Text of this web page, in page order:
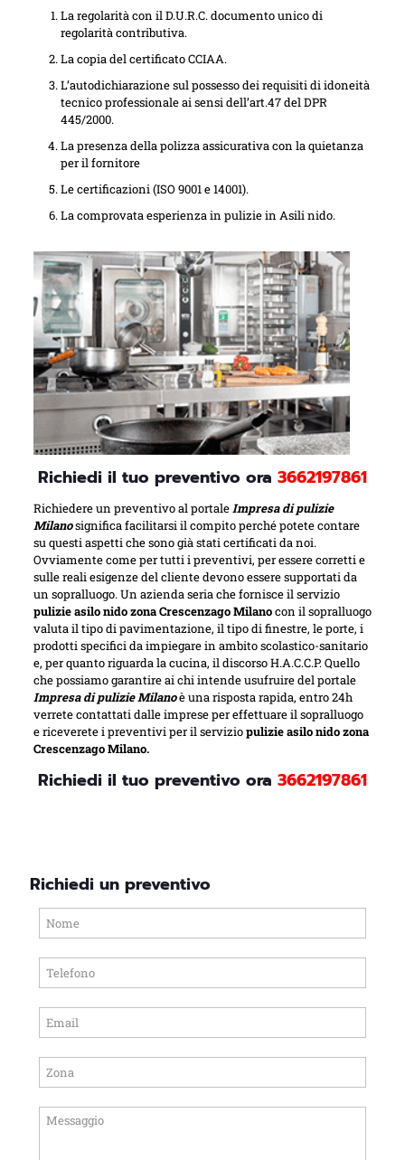
La regolarità con il D.U.R.C. documento unico di
regolarità contributiva.
La copia del certificato CCIAA.
L’autodichiarazione sul possesso dei requisiti di idoneità
tecnico professionale ai sensi dell’art.47 del DPR
445/2000.
La presenza della polizza assicurativa con la quietanza
per il fornitore
Le certificazioni (ISO 9001 e 14001).
La comprovata esperienza in pulizie in Asili nido.
Richiedi il tuo preventivo ora 3662197861
Richiedere un preventivo al portaleImpresa di pulizie
Milanosignifica facilitarsi il compito perché potete contare
su questi aspetti che sono già stati certificati da noi.
Ovviamente come per tutti i preventivi, per essere corretti e
sulle reali esigenze del cliente devono essere supportati da
un sopralluogo. Un azienda seria che fornisce il servizio
pulizie asilo nido zona Crescenzago Milanocon il sopralluogo
valuta il tipo di pavimentazione, il tipo di finestre, le porte, i
prodotti specifici da impiegare in ambito scolastico-sanitario
e, per quanto riguarda la cucina, il discorso H.A.C.C.P. Quello
che possiamo garantire ai chi intende usufruire del portale
Impresa di pulizie Milanoè una risposta rapida, entro 24h
verrete contattati dalle imprese per effettuare il sopralluogo
e riceverete i preventivi per il serviziopulizie asilo nido zona
Crescenzago Milano.
Richiedi il tuo preventivo ora 3662197861
Richiedi un preventivo